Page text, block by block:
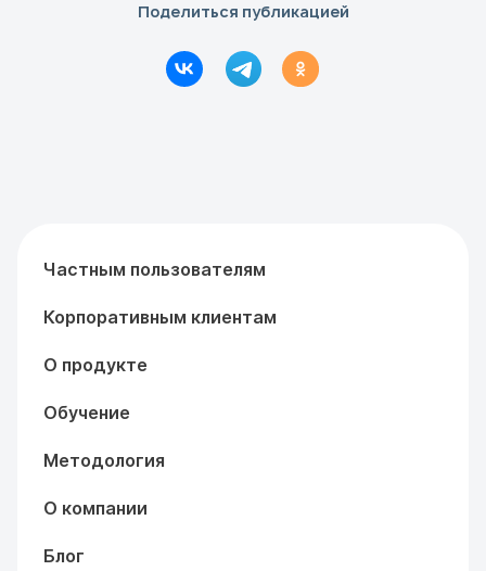
Поделиться публикацией
Частным пользователям
Корпоративным клиентам
О продукте
Обучение
Методология
О компании
Блог